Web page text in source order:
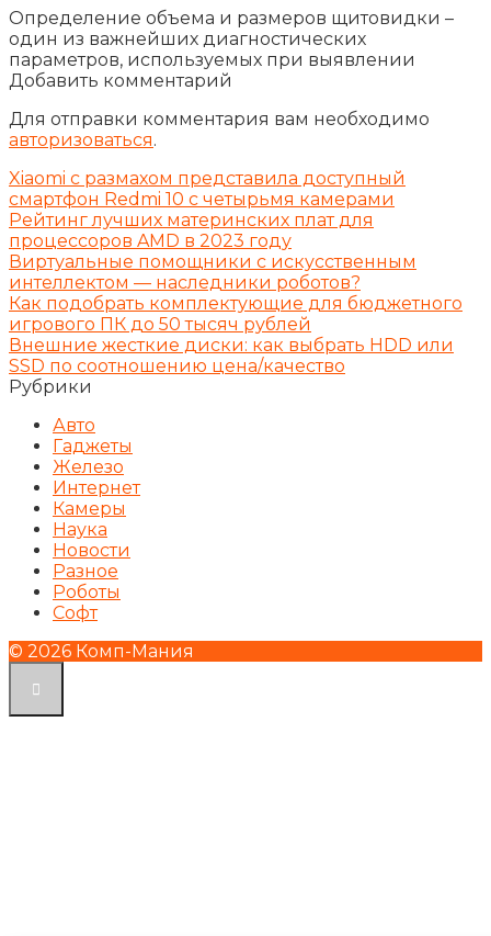
Определение объема и размеров щитовидки –
один из важнейших диагностических
параметров, используемых при выявлении
Добавить комментарий
Для отправки комментария вам необходимо
авторизоваться.
Xiaomi с размахом представила доступный
смартфон Redmi 10 с четырьмя камерами
Рейтинг лучших материнских плат для
процессоров AMD в 2023 году
Виртуальные помощники с искусственным
интеллектом — наследники роботов?
Как подобрать комплектующие для бюджетного
игрового ПК до 50 тысяч рублей
Внешние жесткие диски: как выбрать HDD или
SSD по соотношению цена/качество
Рубрики
Авто
Гаджеты
Железо
Интернет
Камеры
Наука
Новости
Разное
Роботы
Софт
© 2026 Комп-Мания